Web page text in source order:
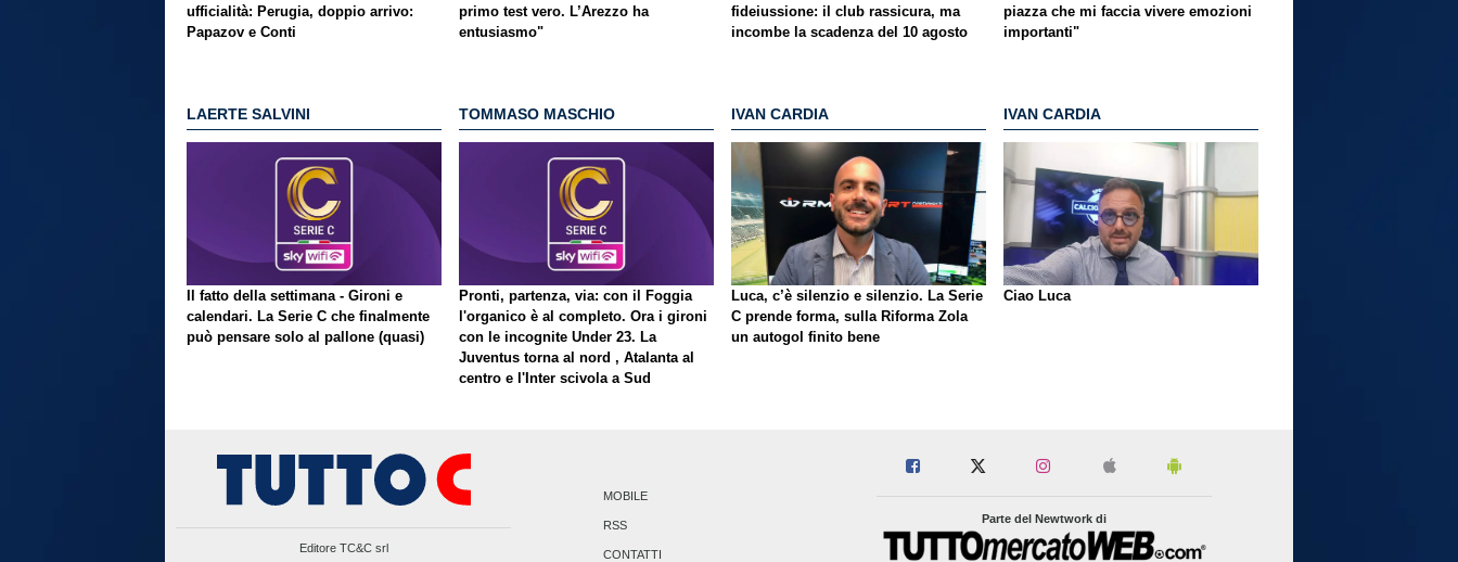
ufficialità: Perugia, doppio arrivo:
Papazov e Conti
primo test vero. L’Arezzo ha
entusiasmo"
fideiussione: il club rassicura, ma
incombe la scadenza del 10 agosto
piazza che mi faccia vivere emozioni
importanti"
LAERTE SALVINI
Il fatto della settimana - Gironi e
calendari. La Serie C che finalmente
può pensare solo al pallone (quasi)
TOMMASO MASCHIO
Pronti, partenza, via: con il Foggia
l'organico è al completo. Ora i gironi
con le incognite Under 23. La
Juventus torna al nord , Atalanta al
centro e l'Inter scivola a Sud
IVAN CARDIA
Luca, c’è silenzio e silenzio. La Serie
C prende forma, sulla Riforma Zola
un autogol finito bene
IVAN CARDIA
Ciao Luca
Editore TC&C srl
MOBILE
RSS
CONTATTI
Parte del Newtwork di